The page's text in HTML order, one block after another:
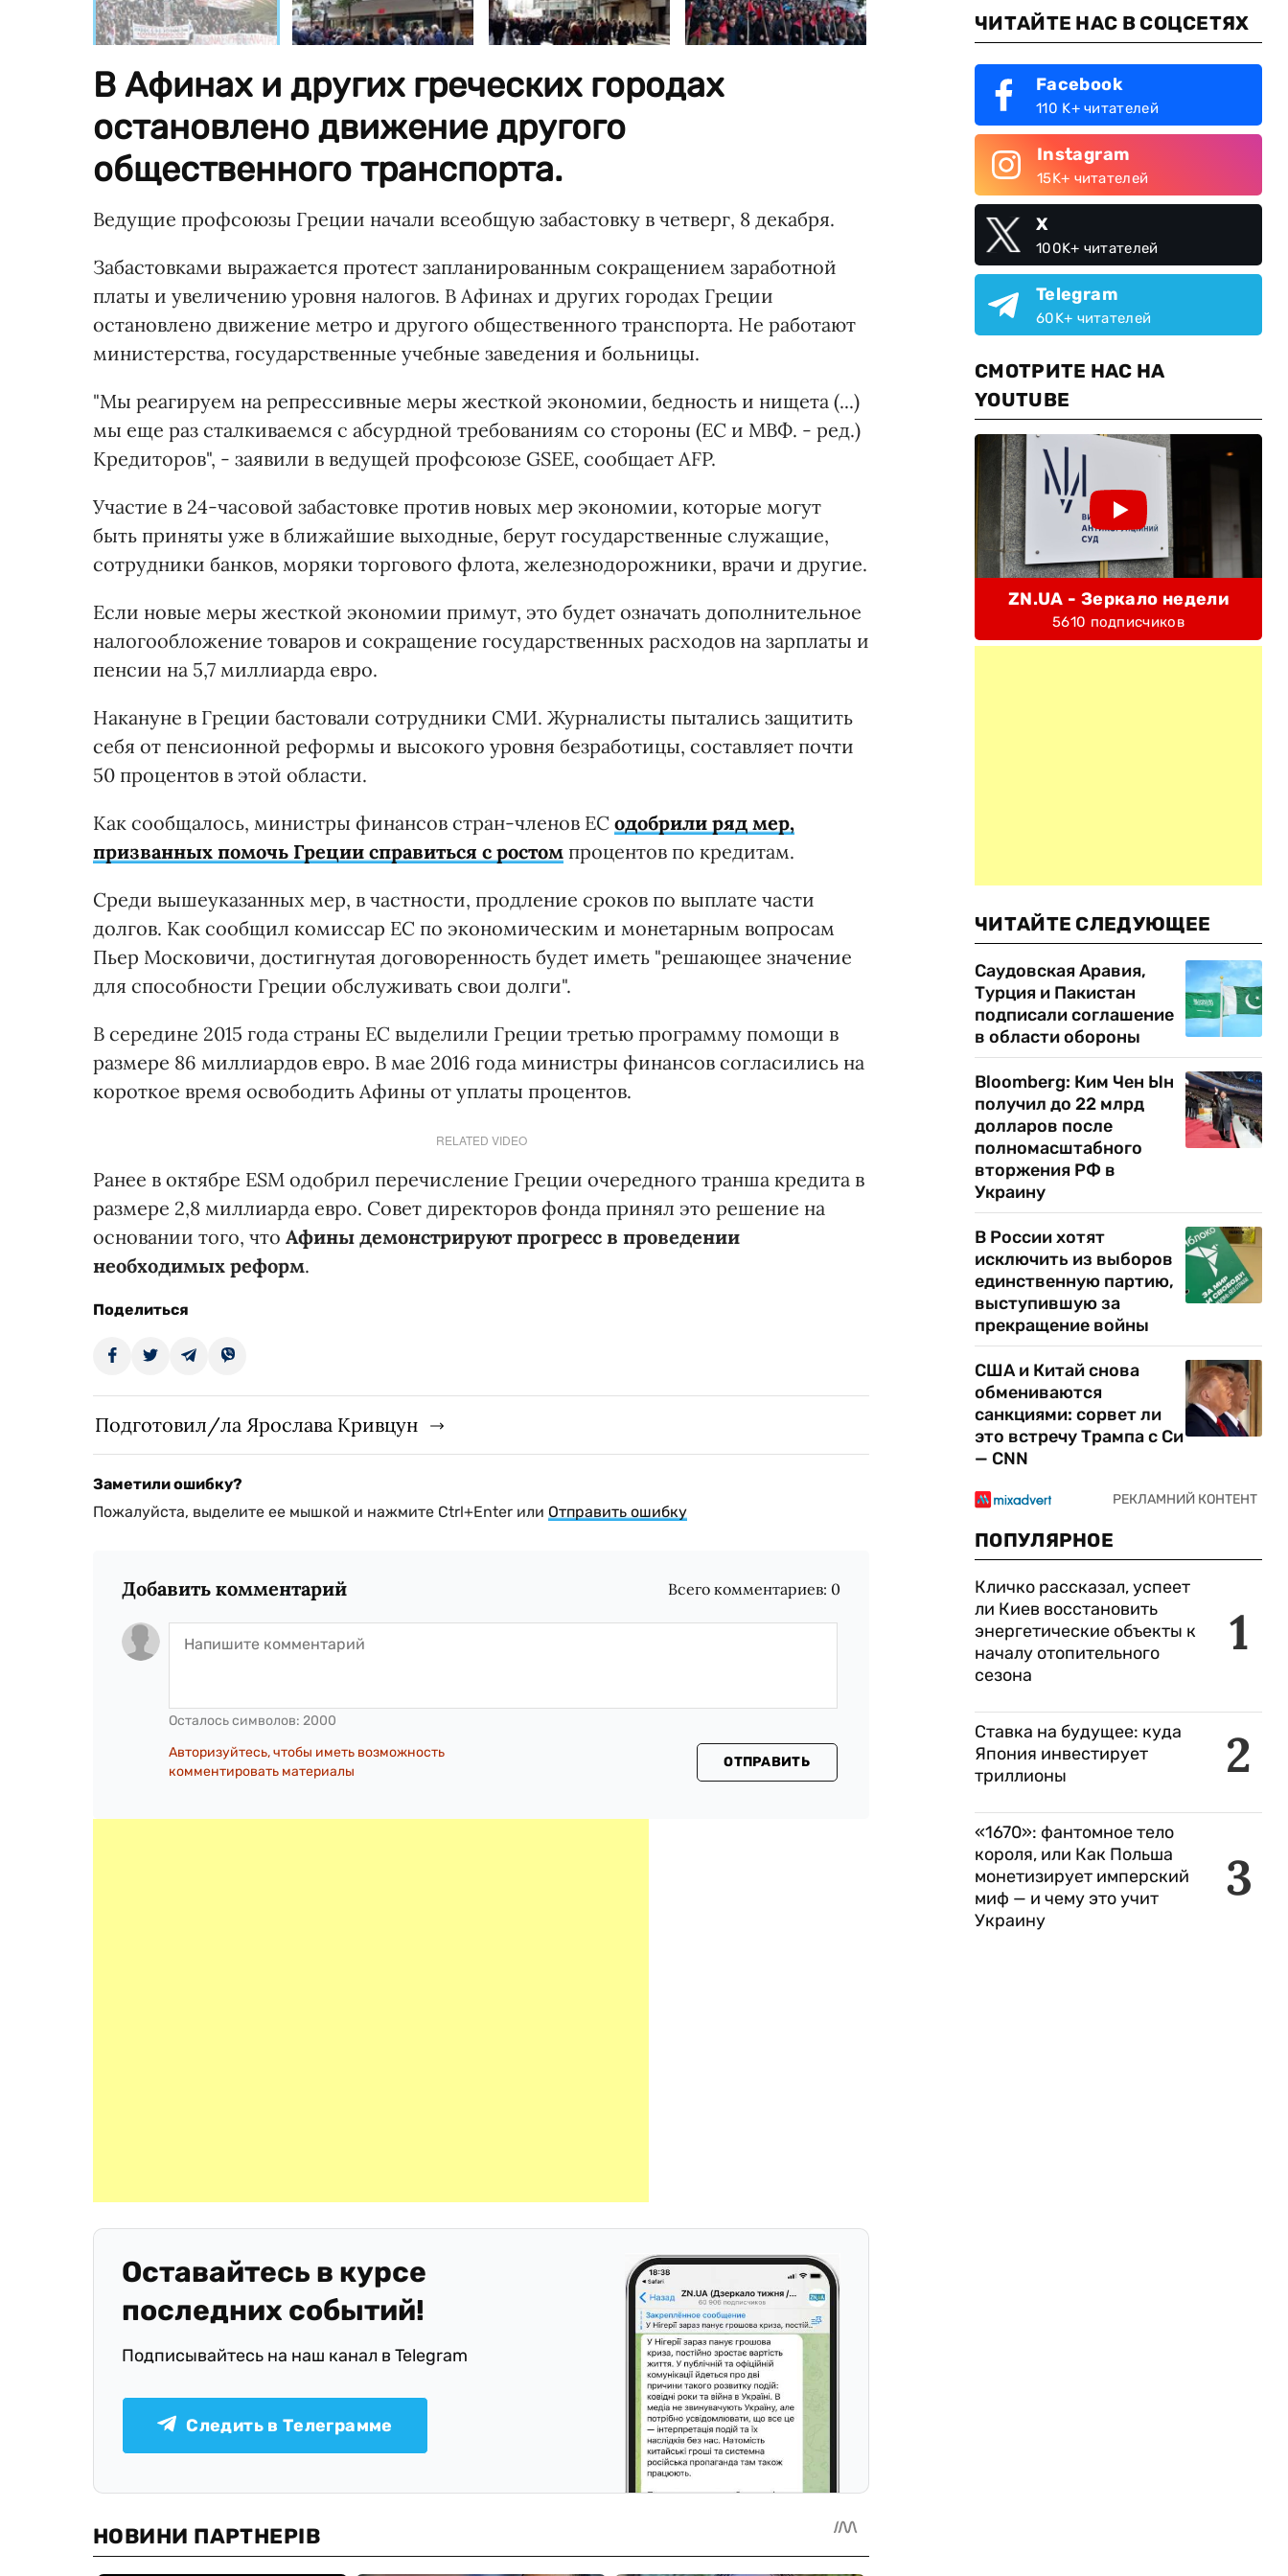
В Афинах и других греческих городах
остановлено движение другого
общественного транспорта.
Ведущие профсоюзы Греции начали всеобщую забастовку в четверг, 8 декабря.
Забастовками выражается протест запланированным сокращением заработной
платы и увеличению уровня налогов. В Афинах и других городах Греции
остановлено движение метро и другого общественного транспорта. Не работают
министерства, государственные учебные заведения и больницы.
"Мы реагируем на репрессивные меры жесткой экономии, бедность и нищета (...)
мы еще раз сталкиваемся с абсурдной требованиям со стороны (ЕС и МВФ. - ред.)
Кредиторов", - заявили в ведущей профсоюзе GSEE, сообщает AFP.
Участие в 24-часовой забастовке против новых мер экономии, которые могут
быть приняты уже в ближайшие выходные, берут государственные служащие,
сотрудники банков, моряки торгового флота, железнодорожники, врачи и другие.
Если новые меры жесткой экономии примут, это будет означать дополнительное
налогообложение товаров и сокращение государственных расходов на зарплаты и
пенсии на 5,7 миллиарда евро.
Накануне в Греции бастовали сотрудники СМИ. Журналисты пытались защитить
себя от пенсионной реформы и высокого уровня безработицы, составляет почти
50 процентов в этой области.
Как сообщалось, министры финансов стран-членов ЕС одобрили ряд мер,
призванных помочь Греции справиться с ростом процентов по кредитам.
Среди вышеуказанных мер, в частности, продление сроков по выплате части
долгов. Как сообщил комиссар ЕС по экономическим и монетарным вопросам
Пьер Московичи, достигнутая договоренность будет иметь "решающее значение
для способности Греции обслуживать свои долги".
В середине 2015 года страны ЕС выделили Греции третью программу помощи в
размере 86 миллиардов евро. В мае 2016 года министры финансов согласились на
короткое время освободить Афины от уплаты процентов.
RELATED VIDEO
Ранее в октябре ESM одобрил перечисление Греции очередного транша кредита в
размере 2,8 миллиарда евро. Совет директоров фонда принял это решение на
основании того, что Афины демонстрируют прогресс в проведении
необходимых реформ.
Поделиться
Подготовил/ла Ярослава Кривцун
Заметили ошибку?
Пожалуйста, выделите ее мышкой и нажмите Ctrl+Enter или Отправить ошибку
Добавить комментарий Всего комментариев: 0
Осталось символов: 2000
Авторизуйтесь, чтобы иметь возможность
комментировать материалы
ОТПРАВИТЬ
Оставайтесь в курсе
последних событий!
Подписывайтесь на наш канал в Telegram
Следить в Телеграмме
ЧИТАЙТЕ НАС В СОЦСЕТЯХ
Facebook
110 K+ читателей
Instagram
15K+ читателей
X
100K+ читателей
Telegram
60K+ читателей
СМОТРИТЕ НАС НА
YOUTUBE
ZN.UA - Зеркало недели
5610 подписчиков
ЧИТАЙТЕ СЛЕДУЮЩЕЕ
Саудовская Аравия,
Турция и Пакистан
подписали соглашение
в области обороны
Bloomberg: Ким Чен Ын
получил до 22 млрд
долларов после
полномасштабного
вторжения РФ в
Украину
В России хотят
исключить из выборов
единственную партию,
выступившую за
прекращение войны
США и Китай снова
обмениваются
санкциями: сорвет ли
это встречу Трампа с Си
— CNN
ПОПУЛЯРНОЕ
1
Кличко рассказал, успеет
ли Киев восстановить
энергетические объекты к
началу отопительного
сезона
2
Ставка на будущее: куда
Япония инвестирует
триллионы
3
«1670»: фантомное тело
короля, или Как Польша
монетизирует имперский
миф — и чему это учит
Украину